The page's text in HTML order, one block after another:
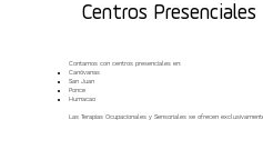
Centros Presenciales
Contamos con centros presenciales en:
Canóvanas
San Juan
Ponce
Humacao
Las Terapias Ocupacionales y Sensoriales se ofrecen